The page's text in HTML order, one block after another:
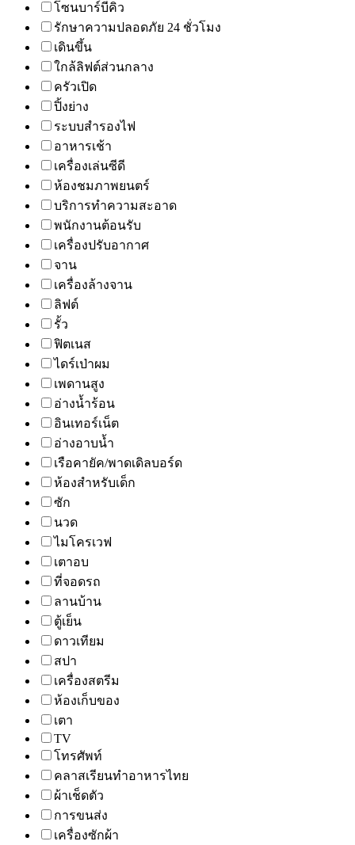
โซนบาร์บีคิว
รักษาความปลอดภัย 24 ชั่วโมง
เดินขึ้น
ใกล้ลิฟต์ส่วนกลาง
ครัวเปิด
ปิ้งย่าง
ระบบสำรองไฟ
อาหารเช้า
เครื่องเล่นซีดี
ห้องชมภาพยนตร์
บริการทำความสะอาด
พนักงานต้อนรับ
เครื่องปรับอากาศ
จาน
เครื่องล้างจาน
ลิฟต์
รั้ว
ฟิตเนส
ไดร์เป่าผม
เพดานสูง
อ่างน้ำร้อน
อินเทอร์เน็ต
อ่างอาบน้ำ
เรือคายัค/พาดเดิลบอร์ด
ห้องสำหรับเด็ก
ซัก
นวด
ไมโครเวฟ
เตาอบ
ที่จอดรถ
ลานบ้าน
ตู้เย็น
ดาวเทียม
สปา
เครื่องสตรีม
ห้องเก็บของ
เตา
TV
โทรศัพท์
คลาสเรียนทำอาหารไทย
ผ้าเช็ดตัว
การขนส่ง
เครื่องซักผ้า